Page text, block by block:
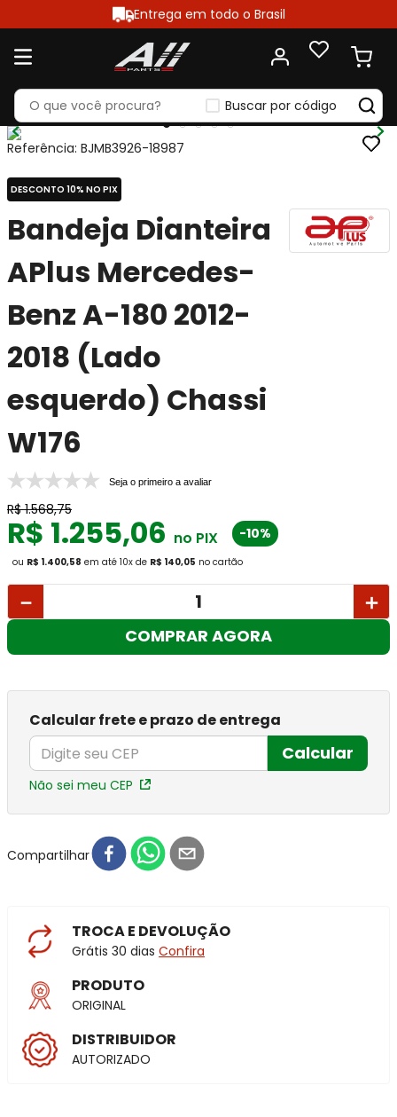
Entrega em todo o Brasil
Buscar por código
Referência: BJMB3926-18987
DESCONTO 10% NO PIX
Bandeja Dianteira
APlus Mercedes-
Benz A-180 2012-
2018 (Lado
esquerdo) Chassi
W176
Seja o primeiro a avaliar
R$ 1.568,75
R$ 1.255,06 no PIX -10%
ou R$ 1.400,58 em até 10x de R$ 140,05 no cartão
＋
－
COMPRAR AGORA
Calcular frete e prazo de entrega
Calcular
Não sei meu CEP
Compartilhar
TROCA E DEVOLUÇÃO
Grátis 30 dias Confira
PRODUTO
ORIGINAL
DISTRIBUIDOR
AUTORIZADO